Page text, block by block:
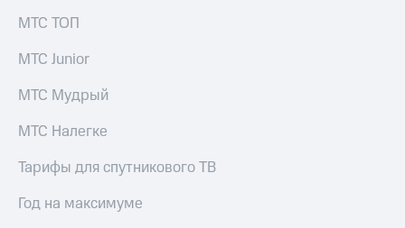
МТС ТОП
МТС Junior
МТС Мудрый
МТС Налегке
Тарифы для спутникового ТВ
Год на максимуме